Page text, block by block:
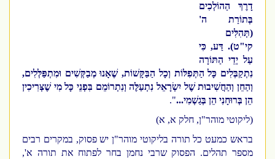
דָרֶךְ הַהוֹלְכִים
בְּתוֹרַת ה'
(תְּהִלִּים
קי"ט). דַּע, כִּי
עַל יְדֵי הַתּוֹרָה
נִתְקַבְּלִים כָּל הַתְּפִלּוֹת וְכָל הַבַּקָּשׁוֹת, שֶׁאָנוּ מְבַקְּשִׁים וּמִתְפַּלְּלִים,
וְהַחֵן וְהַחֲשִׁיבוּת שֶׁל יִשְׂרָאֵל נִתְעַלֶּה וְנִתְרוֹמֵם בִּפְנֵי כָּל מִי שֶׁצְּרִיכִין
הֵן בְּרוּחָנִי הֵן בְּגַשְׁמִי...".
(ליקוטי מוהר"ן, חלק א, א)
בראש כמעט כל תורה בליקוטי מוהר"ן יש פסוק, במקרים רבים
מספר תהלים. הפסוק שרבי נחמן בחר לפתוח את תורה א',